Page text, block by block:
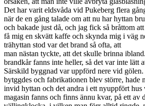
Det har varit eldsvåda vid Pukeberg flera
när de en gång talade om att nu har hyttan
och bakade just då, och jag fick så bråttom
få mig en skvätt kaffe och skynda mig i väg
trähyttan stod var det brand så ofta, att
man nästan tyckte, att det skulle brinna
brandkår fanns inte heller, så det var inte lätt
Särskild byggnad var uppförd nere vid
bytggdes och fabrikationen blev större, hade
invid hyttan och det andra i ett nyuppfört hus
magasin fanns och finns ännu kvar, på ett av